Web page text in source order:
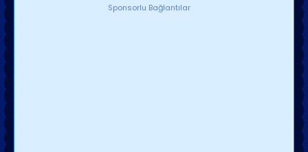
Sponsorlu Bağlantılar